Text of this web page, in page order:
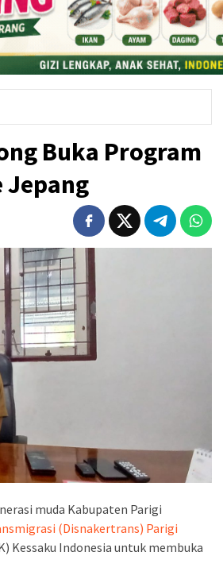
Buka Program
Jepang
muda Kabupaten Parigi
(Disnakertrans) Parigi
Kessaku Indonesia untuk membuka